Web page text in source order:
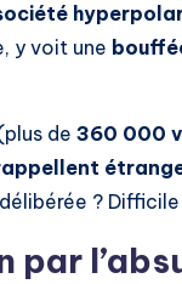
y voit une
de 360 000
? Difficile
par